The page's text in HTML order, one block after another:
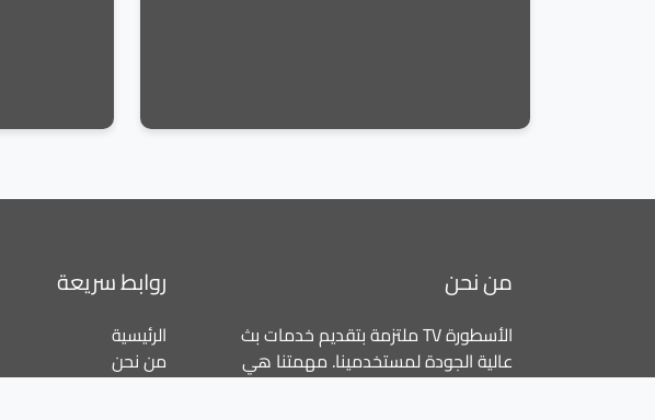
من نحن
الأسطورة TV ملتزمة بتقديم خدمات بث
عالية الجودة لمستخدمينا. مهمتنا هي
توفير تجارب مشاهدة سلسة وممتعة
روابط سريعة
الرئيسية
من نحن
الميزات